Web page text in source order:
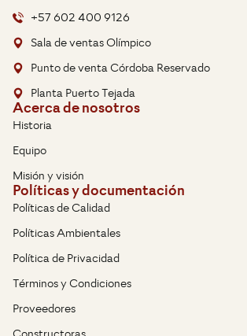
+57 602 400 9126
Sala de ventas Olímpico
Punto de venta Córdoba Reservado
Planta Puerto Tejada
Acerca de nosotros
Historia
Equipo
Misión y visión
Políticas y documentación
Políticas de Calidad
Políticas Ambientales
Política de Privacidad
Términos y Condiciones
Proveedores